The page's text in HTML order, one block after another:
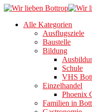
Alle Kategorien
Ausflugsziele
Baustelle
Bildung
Schule
VHS
Einzelhandel
Phoenix
Familien in